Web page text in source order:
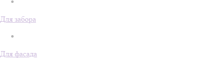
Для забора
Для фасада